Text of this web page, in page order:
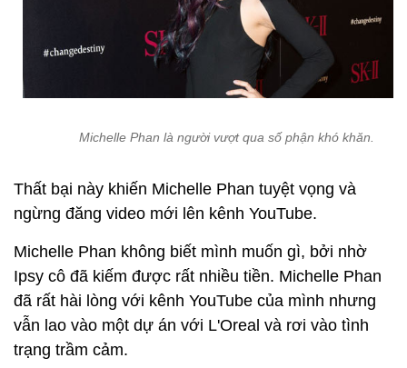
Michelle Phan là người vượt qua số phận khó khăn.
Thất bại này khiến Michelle Phan tuyệt vọng và
ngừng đăng video mới lên kênh YouTube.
Michelle Phan không biết mình muốn gì, bởi nhờ
Ipsy cô đã kiếm được rất nhiều tiền. Michelle Phan
đã rất hài lòng với kênh YouTube của mình nhưng
vẫn lao vào một dự án với L'Oreal và rơi vào tình
trạng trầm cảm.